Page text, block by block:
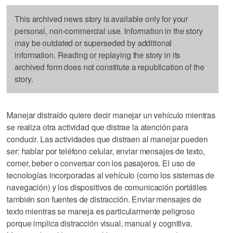
This archived news story is available only for your
personal, non-commercial use. Information in the story
may be outdated or superseded by additional
information. Reading or replaying the story in its
archived form does not constitute a republication of the
story.
Manejar distraído quiere decir manejar un vehículo mientras
se realiza otra actividad que distrae la atención para
conducir. Las actividades que distraen al manejar pueden
ser: hablar por teléfono celular, enviar mensajes de texto,
comer, beber o conversar con los pasajeros. El uso de
tecnologías incorporadas al vehículo (como los sistemas de
navegación) y los dispositivos de comunicación portátiles
también son fuentes de distracción. Enviar mensajes de
texto mientras se maneja es particularmente peligroso
porque implica distracción visual, manual y cognitiva.